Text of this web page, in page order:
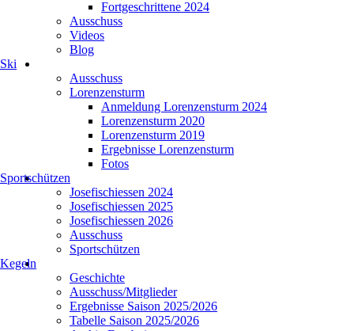
Fortgeschrittene 2024
Ausschuss
Videos
Blog
Ski
Ausschuss
Lorenzensturm
Anmeldung Lorenzensturm 2024
Lorenzensturm 2020
Lorenzensturm 2019
Ergebnisse Lorenzensturm
Fotos
Sportschützen
Josefischiessen 2024
Josefischiessen 2025
Josefischiessen 2026
Ausschuss
Sportschützen
Kegeln
Geschichte
Ausschuss/Mitglieder
Ergebnisse Saison 2025/2026
Tabelle Saison 2025/2026